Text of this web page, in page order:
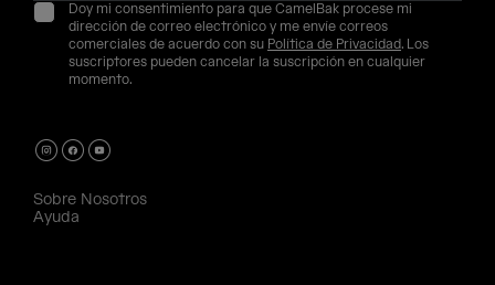
Doy mi consentimiento para que CamelBak procese mi
dirección de correo electrónico y me envíe correos
comerciales de acuerdo con su Política de Privacidad. Los
suscriptores pueden cancelar la suscripción en cualquier
momento.
Sobre Nosotros
Ayuda